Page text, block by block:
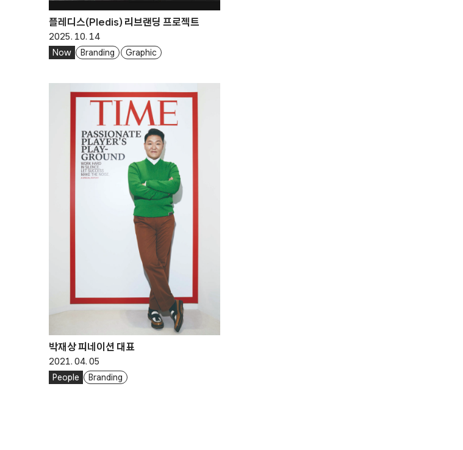
플레디스(Pledis) 리브랜딩 프로젝트
2025. 10. 14
Now Branding Graphic
박재상 피네이션 대표
2021. 04. 05
People Branding